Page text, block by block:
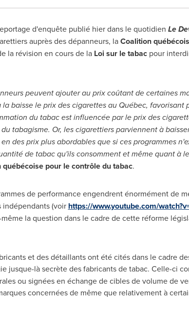
d'enquête publié hier dans le quotidien Le
auprès des dépanneurs, laCoalition
la révision en cours de la Loi sur le tabacpour
peuvent ajouter au prix coûtant de certaines
baisse le prix des cigarettes au Québec, favorisant
du tabac est influencée par le prix des
tabagisme. Or, les cigarettiers parviennent à
des prix plus abordables que si ces programmes
de tabac qu'ils consomment et même quant à
pour le contrôle du tabac.
de performance engendrent énormément de
indépendants (voir https://www.youtube.com/
la question dans le cadre de cette réforme
et des détaillants ont été cités dans le cadre
jusque-là secrète des fabricants de tabac. Celle-ci
ou signées en échange de cibles de volume de
concernées de même que relativement à